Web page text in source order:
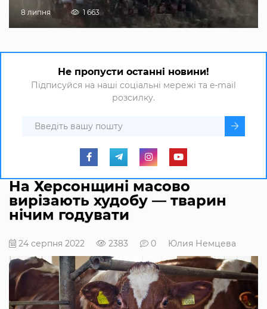
8 липня 1 663
Не пропусти останні новини!
Підписуйся на наші соціальні мережі та e-mail
розсилку.
На Херсонщині масово
вирізають худобу — тварин
нічим годувати
24 серпня 2022 2383 0 Юлия Немцева